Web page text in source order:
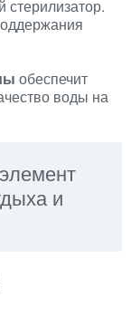
обеспечит
воды на
и